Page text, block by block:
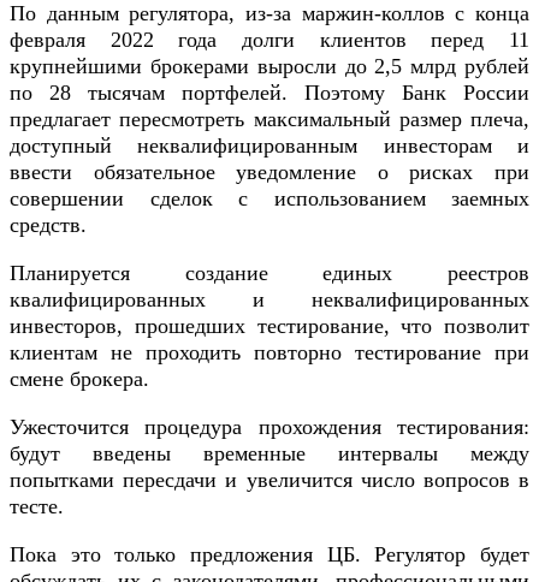
По данным регулятора, из-за маржин-коллов с конца
февраля 2022 года долги клиентов перед 11
крупнейшими брокерами выросли до 2,5 млрд рублей
по 28 тысячам портфелей. Поэтому Банк России
предлагает пересмотреть максимальный размер плеча,
доступный неквалифицированным инвесторам и
ввести обязательное уведомление о рисках при
совершении сделок с использованием заемных
средств.
Планируется создание единых реестров
квалифицированных и неквалифицированных
инвесторов, прошедших тестирование, что позволит
клиентам не проходить повторно тестирование при
смене брокера.
Ужесточится процедура прохождения тестирования:
будут введены временные интервалы между
попытками пересдачи и увеличится число вопросов в
тесте.
Пока это только предложения ЦБ. Регулятор будет